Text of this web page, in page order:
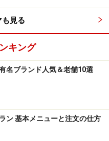
見る
キング
名ブランド人気＆老舗10選
ン 基本メニューと注文の仕方